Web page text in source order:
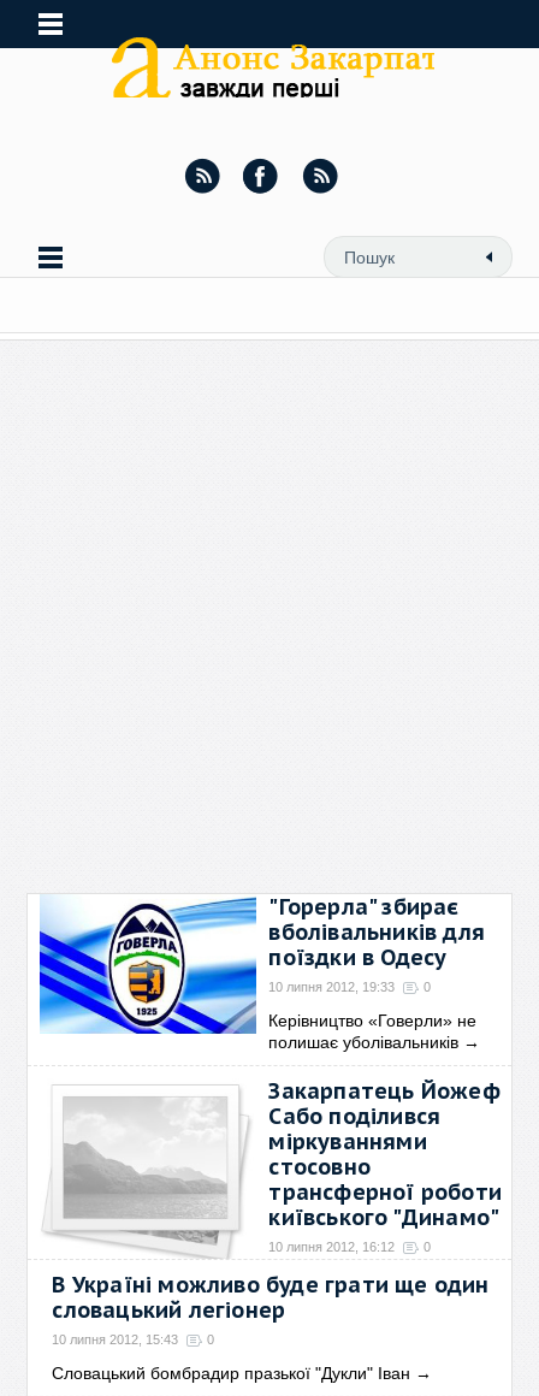
"Горерла" збирає
вболівальників для
поїздки в Одесу
10 липня 2012, 19:33 0
Керівництво «Говерли» не
полишає уболівальників →
Закарпатець Йожеф
Сабо поділився
міркуваннями
стосовно
трансферної роботи
київського "Динамо"
10 липня 2012, 16:12 0
Сабо: При Чохонолідзе
"Динамо" нічого не доб’ється
→
В Україні можливо буде грати ще один
словацький легіонер
10 липня 2012, 15:43 0
Словацький бомбрадир празької "Дукли" Іван →